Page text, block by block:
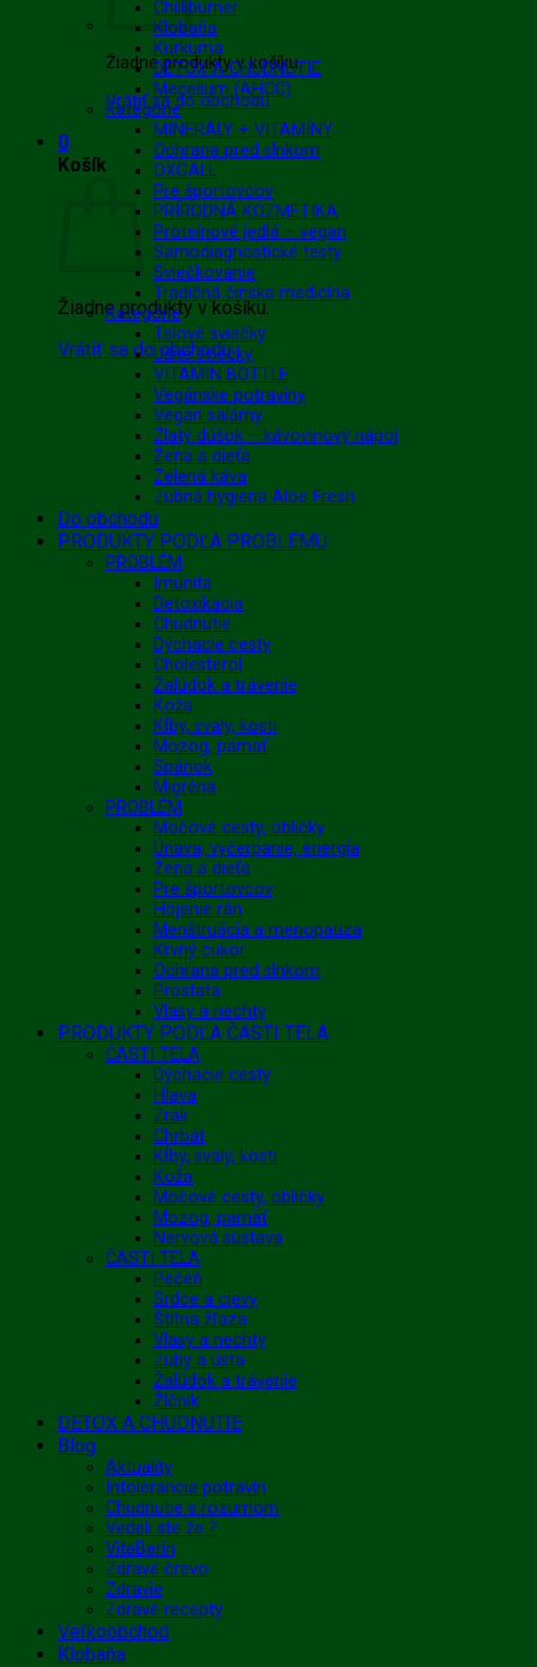
Žiadne produkty v košíku.
Vrátiť sa do obchodu
0
Košík
Žiadne produkty v košíku.
Vrátiť sa do obchodu
Chilliburner
Klobaňa
Kurkuma
DETOX A CHUDNUTIE
Mecelium (AHCC)
Kategórie
MINERÁLY + VITAMÍNY
Ochrana pred slnkom
OXGALL
Pre športovcov
PRÍRODNÁ KOZMETIKA
Proteínové jedlá – vegan
Samodiagnostické testy
Sviečkovanie
Tradičná čínska medicína
Kategórie
Telové sviečky
Ušné sviečky
VITAMIN BOTTLE
Vegánske potraviny
Vegan salámy
Zlatý dúšok – kávovinový nápoj
Žena a dieťa
Zelená káva
Zubná hygiena Aloe Fresh
Do obchodu
PRODUKTY PODĽA PROBLÉMU
PROBLÉM
Imunita
Detoxikácia
Chudnutie
Dýchacie cesty
Cholesterol
Žalúdok a trávenie
Koža
Kĺby, svaly, kosti
Mozog, pamäť
Spánok
Migréna
PROBLÉM
Močové cesty, obličky
Únava, vyčerpanie, energia
Žena a dieťa
Pre športovcov
Hojenie rán
Menštruácia a menopauza
Krvný cukor
Ochrana pred slnkom
Prostata
Vlasy a nechty
PRODUKTY PODĽA ČASTI TELA
ČASTI TELA
Dýchacie cesty
Hlava
Zrak
Chrbát
Kĺby, svaly, kosti
Koža
Močové cesty, obličky
Mozog, pamäť
Nervová sústava
ČASTI TELA
Pečeň
Srdce a cievy
Štítna žľaza
Vlasy a nechty
Zuby a ústa
Žalúdok a trávenie
Žlčník
DETOX A CHUDNUTIE
Blog
Aktuality
Intolerancia potravín
Chudnutie s rozumom
Vedeli ste že ?
VitaBerin
Zdravé črevo
Zdravie
Zdravé recepty
Veľkoobchod
Klobaňa